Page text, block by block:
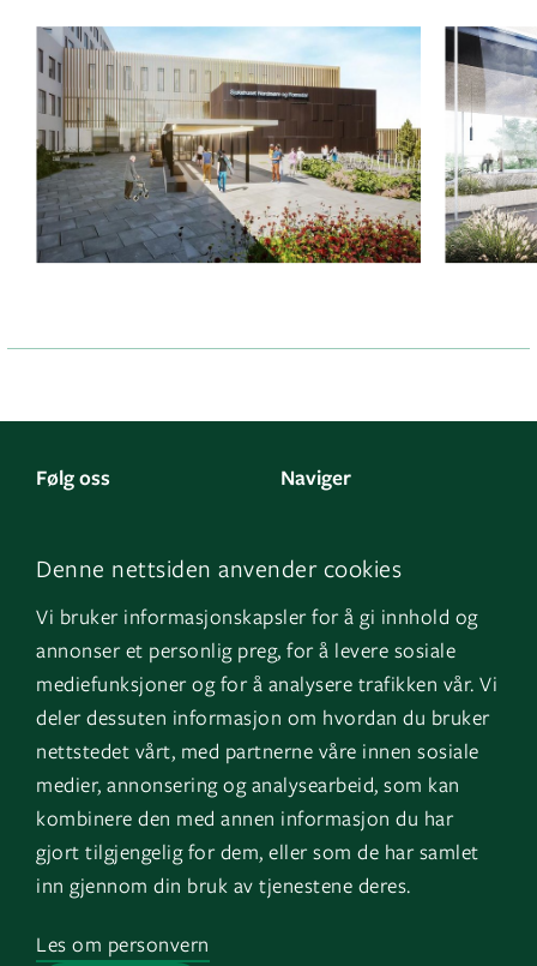
Denne nettsiden anvender cookies
Vi bruker informasjonskapsler for å gi innhold og
annonser et personlig preg, for å levere sosiale
mediefunksjoner og for å analysere trafikken vår. Vi
deler dessuten informasjon om hvordan du bruker
nettstedet vårt, med partnerne våre innen sosiale
medier, annonsering og analysearbeid, som kan
kombinere den med annen informasjon du har
gjort tilgjengelig for dem, eller som de har samlet
inn gjennom din bruk av tjenestene deres.
Les om personvern
Følg oss
Facebook
Instagram
YouTube
Naviger
Om oss
GK Sverige
GK Danmark
Snarveier
Fakturainformasjon
HMS
Logg inn
Mine bygg
EOS